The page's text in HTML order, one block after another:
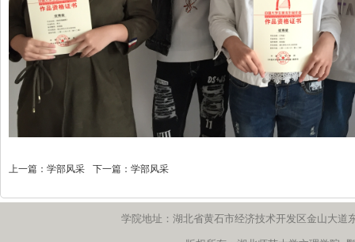
上一篇： 学部风采 下一篇： 学部风采
学院地址：湖北省黄石市经济技术开发区金山大